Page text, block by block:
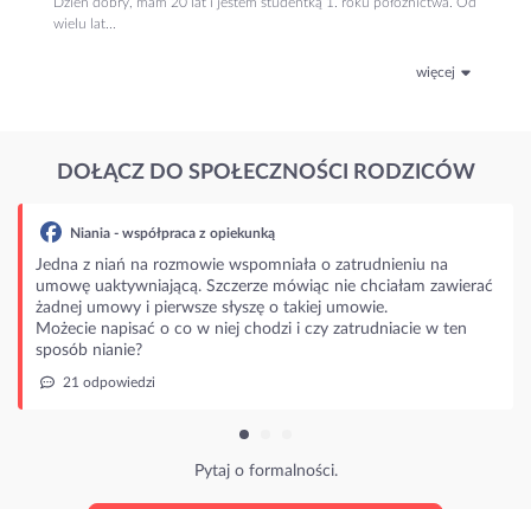
wielu lat...
więcej
DOŁĄCZ DO SPOŁECZNOŚCI RODZICÓW
Niania - współpraca z opiekunką
Jedna z niań na rozmowie wspomniała o zatrudnieniu na
umowę uaktywniającą. Szczerze mówiąc nie chciałam zawierać
żadnej umowy i pierwsze słyszę o takiej umowie.
Możecie napisać o co w niej chodzi i czy zatrudniacie w ten
sposób nianie?
21 odpowiedzi
Pytaj o formalności.